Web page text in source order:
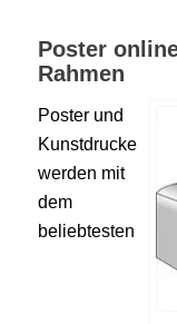
Poster
Rahmen
Poster und
Kunstdrucke
werden mit
dem
beliebtesten